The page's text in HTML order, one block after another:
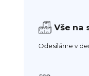
Vše na
Odesíláme v